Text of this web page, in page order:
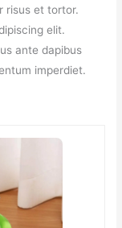
risus et tortor.
elit.
ante dapibus
imperdiet.